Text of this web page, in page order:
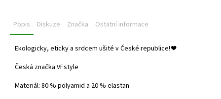
Popis Diskuze Značka Ostatní informace
Ekologicky, eticky a srdcem ušité v České republice!❤️
Česká značka VFstyle
Materiál: 80 % polyamid a 20 % elastan